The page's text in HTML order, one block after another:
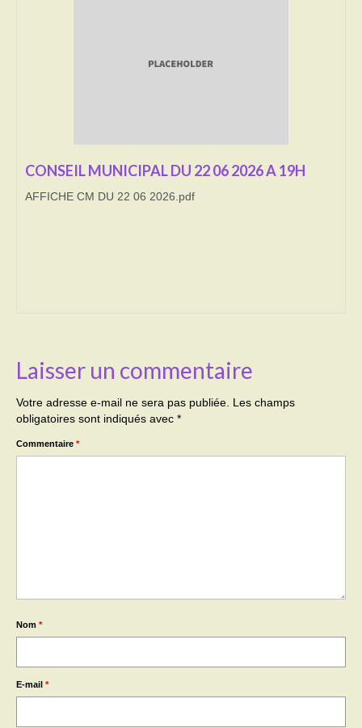
LE BRULAGE DES VEGETAUX
DECHETS VERTS
CONSEIL MUNICIPAL DU 22 06 2026 A 19H
AFFICHE CM DU 22 06 2026.pdf
Laisser un commentaire
Votre adresse e-mail ne sera pas publiée. Les champs
obligatoires sont indiqués avec *
Commentaire *
Nom *
E-mail *